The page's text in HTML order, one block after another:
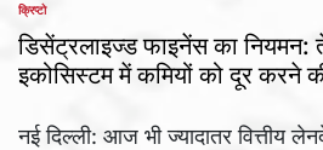
POSTED
IN
क्रिप्टो
डिसेंट्रलाइज्ड फाइनेंस का
इकोसिस्टम में कमियों को दूर करने
नई दिल्ली: आज भी ज्यादातर वित्तीय